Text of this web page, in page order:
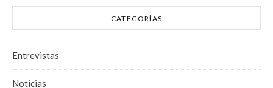
CATEGORÍAS
Entrevistas
Noticias